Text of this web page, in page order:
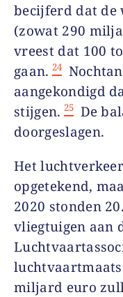
becijferd dat
(zowat 290
vreest dat 100
gaan. 24
aangekondigd
stijgen. 25 De
doorgeslagen.
Het
opgetekend,
2020 stonden
vliegtuigen aan
miljard euro